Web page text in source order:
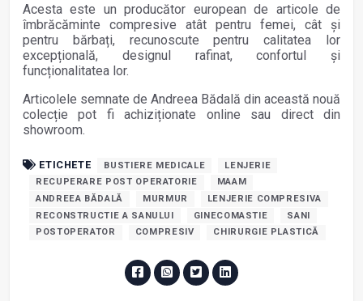
Acesta este un producător european de articole de
îmbrăcăminte compresive atât pentru femei, cât și
pentru bărbați, recunoscute pentru calitatea lor
excepțională, designul rafinat, confortul și
funcționalitatea lor.
Articolele semnate de Andreea Bădală din această nouă
colecție pot fi achiziționate online sau direct din
showroom.
ETICHETE BUSTIERE MEDICALE
LENJERIE
RECUPERARE POST OPERATORIE
MAAM
ANDREEA BĂDALĂ
MURMUR
LENJERIE COMPRESIVA
RECONSTRUCTIE A SANULUI
GINECOMASTIE
SANI
POSTOPERATOR
COMPRESIV CHIRURGIE PLASTICĂ